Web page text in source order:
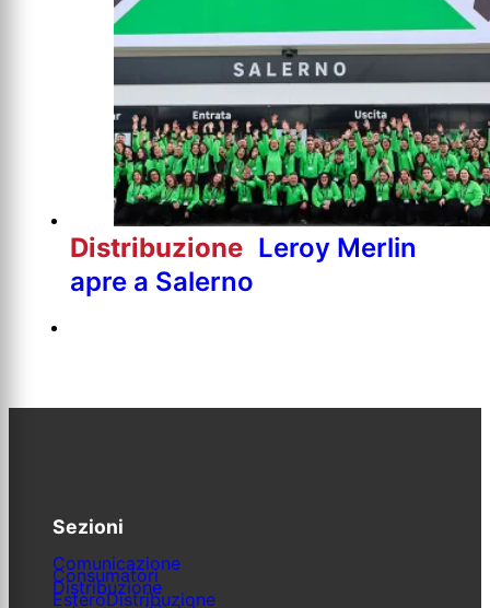
Distribuzione Leroy Merlin
apre a Salerno
Sezioni
Comunicazione
Consumatori
Distribuzione
EsteroDistribuzione